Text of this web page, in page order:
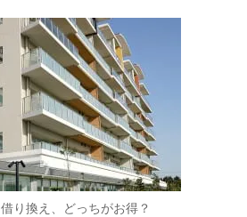
り換え、どっちがお得？